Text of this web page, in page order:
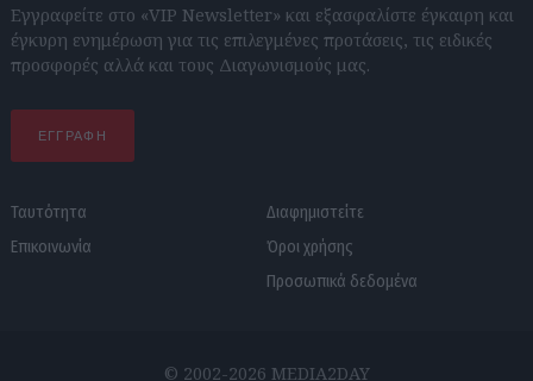
Εγγραφείτε στο «VIP Newsletter» και εξασφαλίστε έγκαιρη και
έγκυρη ενημέρωση για τις επιλεγμένες προτάσεις, τις ειδικές
προσφορές αλλά και τους Διαγωνισμούς μας.
ΕΓΓΡΑΦΗ
Ταυτότητα
Επικοινωνία
Διαφημιστείτε
Όροι χρήσης
Προσωπικά δεδομένα
© 2002-2026 MEDIA2DAY